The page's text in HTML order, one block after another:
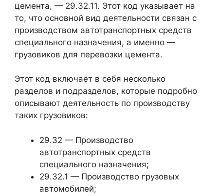
цемента, — 29.32.11. Этот код указывает на
то, что основной вид деятельности связан с
производством автотранспортных средств
специального назначения, а именно —
грузовиков для перевозки цемента.
Этот код включает в себя несколько
разделов и подразделов, которые подробно
описывают деятельность по производству
таких грузовиков:
29.32 — Производство
автотранспортных средств
специального назначения;
29.32.1 — Производство грузовых
автомобилей;